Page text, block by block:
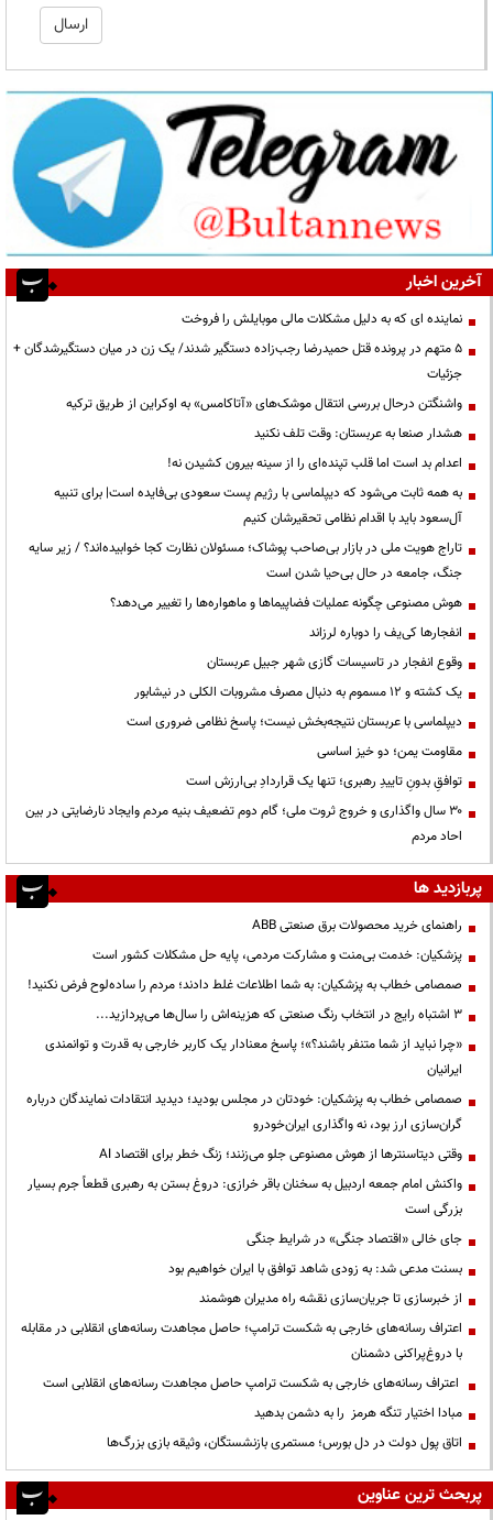
آخرین اخبار
نماینده ای که به دلیل مشکلات مالی موبایلش را فروخت
۵ متهم در پرونده قتل حمیدرضا رجب‌زاده دستگیر شدند/ یک زن در میان دستگیرشدگان +
جزئیات
واشنگتن درحال بررسی انتقال موشک‌های «آتاکامس» به اوکراین از طریق ترکیه
هشدار صنعا به عربستان: وقت تلف نکنید
اعدام بد است اما قلب تپنده‌ای را از سینه بیرون کشیدن نه!
به همه ثابت می‌شود که دیپلماسی با رژیم پست سعودی بی‌فایده است| برای تنبیه
آل‌سعود باید با اقدام نظامی تحقیرشان کنیم
تاراج هویت ملی در بازار بی‌صاحب پوشاک؛ مسئولان نظارت کجا خوابیده‌اند؟ / زیر سایه
جنگ، جامعه در حال بی‌حیا شدن است
هوش مصنوعی چگونه عملیات فضاپیماها و ماهواره‌ها را تغییر می‌دهد؟
انفجارها کی‌یف را دوباره لرزاند
وقوع انفجار در تاسیسات گازی شهر جبیل عربستان
یک کشته و ۱۲ مسموم به دنبال مصرف مشروبات الکلی در نیشابور
دیپلماسی با عربستان نتیجه‌بخش نیست؛ پاسخ نظامی ضروری است
مقاومت یمن؛ دو خیز اساسی
توافقِ بدونِ تاییدِ رهبری؛ تنها یک قراردادِ بی‌ارزش است
۳۰ سال واگذاری و خروج ثروت ملی؛ گام دوم تضعیف بنیه مردم وایجاد نارضایتی در بین
احاد مردم
پربازدید ها
راهنمای خرید محصولات برق صنعتی ABB
پزشکیان: خدمت بی‌منت و مشارکت مردمی، پایه حل مشکلات کشور است
صمصامی خطاب به پزشکیان: به شما اطلاعات غلط دادند؛ مردم را ساده‌لوح فرض نکنید!
3 اشتباه رایج در انتخاب رنگ صنعتی که هزینه‌اش را سال‌ها می‌پردازید...
«چرا نباید از شما متنفر باشند؟»؛ پاسخ معنادار یک کاربر خارجی به قدرت و توانمندی
ایرانیان
صمصامی خطاب به پزشکیان: خودتان در مجلس بودید؛ دیدید انتقادات نمایندگان درباره
گران‌سازی ارز بود، نه واگذاری ایران‌خودرو
وقتی دیتاسنترها از هوش مصنوعی جلو می‌زنند؛ زنگ خطر برای اقتصاد AI
واکنش امام جمعه اردبیل به سخنان باقر خرازی: دروغ بستن به رهبری قطعاً جرم بسیار
بزرگی است
جای خالی «اقتصاد جنگی» در شرایط جنگی
بسنت مدعی شد: به زودی شاهد توافق با ایران خواهیم بود
از خبرسازی تا جریان‌سازی نقشه راه مدیران هوشمند
اعتراف رسانه‌های خارجی به شکست ترامپ؛ حاصل مجاهدت رسانه‌های انقلابی در مقابله
با دروغ‌پراکنی دشمنان
اعتراف رسانه‌های خارجی به شکست ترامپ حاصل مجاهدت رسانه‌های انقلابی است
مبادا اختیار تنگه هرمز را به دشمن بدهید
اتاق پول دولت در دل بورس؛ مستمری بازنشستگان، وثیقه بازی بزرگ‌ها
پربحث ترین عناوین